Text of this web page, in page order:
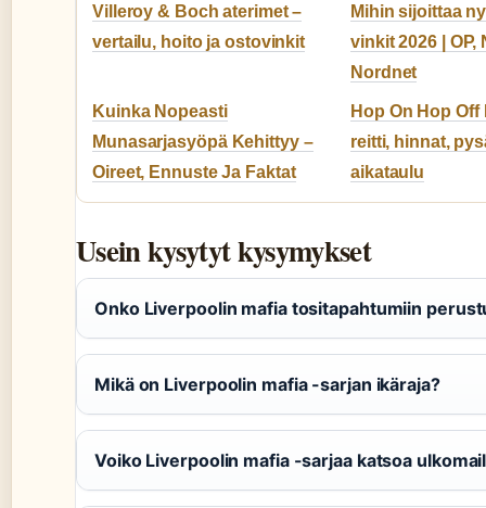
Villeroy & Boch aterimet –
vertailu, hoito ja ostovinkit
Mihin sijoittaa
vinkit 2026 | OP,
Nordnet
Kuinka Nopeasti
Munasarjasyöpä Kehittyy –
Oireet, Ennuste Ja Faktat
Hop On Hop Off
reitti, hinnat,
aikataulu
Usein kysytyt kysymykset
Onko Liverpoolin mafia tositapahtumiin
Mikä on Liverpoolin mafia -sarjan ikäraja?
Voiko Liverpoolin mafia -sarjaa katsoa